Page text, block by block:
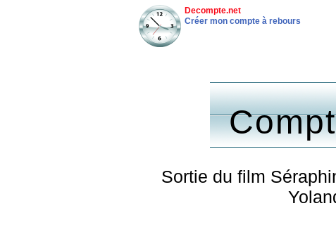
Decompte.net
Créer mon compte à rebours
Sortie du film